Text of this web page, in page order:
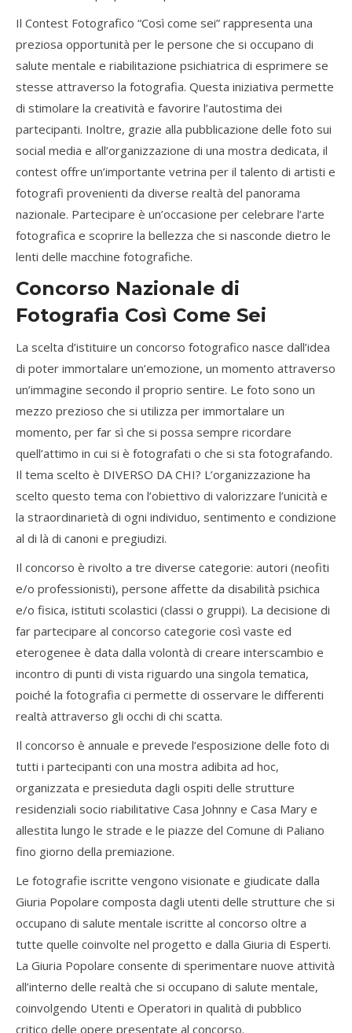
Il Contest Fotografico “Così come sei” rappresenta una
preziosa opportunità per le persone che si occupano di
salute mentale e riabilitazione psichiatrica di esprimere se
stesse attraverso la fotografia. Questa iniziativa permette
di stimolare la creatività e favorire l’autostima dei
partecipanti. Inoltre, grazie alla pubblicazione delle foto sui
social media e all’organizzazione di una mostra dedicata, il
contest offre un’importante vetrina per il talento di artisti e
fotografi provenienti da diverse realtà del panorama
nazionale. Partecipare è un’occasione per celebrare l’arte
fotografica e scoprire la bellezza che si nasconde dietro le
lenti delle macchine fotografiche.
Concorso Nazionale di
Fotografia Così Come Sei
La scelta d’istituire un concorso fotografico nasce dall’idea
di poter immortalare un’emozione, un momento attraverso
un’immagine secondo il proprio sentire. Le foto sono un
mezzo prezioso che si utilizza per immortalare un
momento, per far sì che si possa sempre ricordare
quell’attimo in cui si è fotografati o che si sta fotografando.
Il tema scelto è DIVERSO DA CHI? L’organizzazione ha
scelto questo tema con l’obiettivo di valorizzare l’unicità e
la straordinarietà di ogni individuo, sentimento e condizione
al di là di canoni e pregiudizi.
Il concorso è rivolto a tre diverse categorie: autori (neofiti
e/o professionisti), persone affette da disabilità psichica
e/o fisica, istituti scolastici (classi o gruppi). La decisione di
far partecipare al concorso categorie così vaste ed
eterogenee è data dalla volontà di creare interscambio e
incontro di punti di vista riguardo una singola tematica,
poiché la fotografia ci permette di osservare le differenti
realtà attraverso gli occhi di chi scatta.
Il concorso è annuale e prevede l’esposizione delle foto di
tutti i partecipanti con una mostra adibita ad hoc,
organizzata e presieduta dagli ospiti delle strutture
residenziali socio riabilitative Casa Johnny e Casa Mary e
allestita lungo le strade e le piazze del Comune di Paliano
fino giorno della premiazione.
Le fotografie iscritte vengono visionate e giudicate dalla
Giuria Popolare composta dagli utenti delle strutture che si
occupano di salute mentale iscritte al concorso oltre a
tutte quelle coinvolte nel progetto e dalla Giuria di Esperti.
La Giuria Popolare consente di sperimentare nuove attività
all’interno delle realtà che si occupano di salute mentale,
coinvolgendo Utenti e Operatori in qualità di pubblico
critico delle opere presentate al concorso.